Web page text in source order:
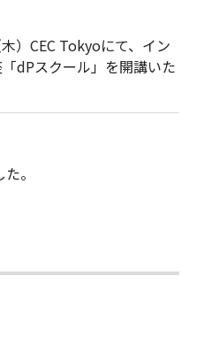
）CEC Tokyoにて、イン
dPスクール」を開講いた
。